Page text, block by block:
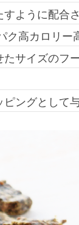
ように配合
ク高カロリー
たサイズのフ
ングとして